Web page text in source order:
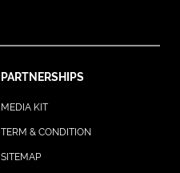
PARTNERSHIPS
MEDIA KIT
TERM & CONDITION
SITEMAP